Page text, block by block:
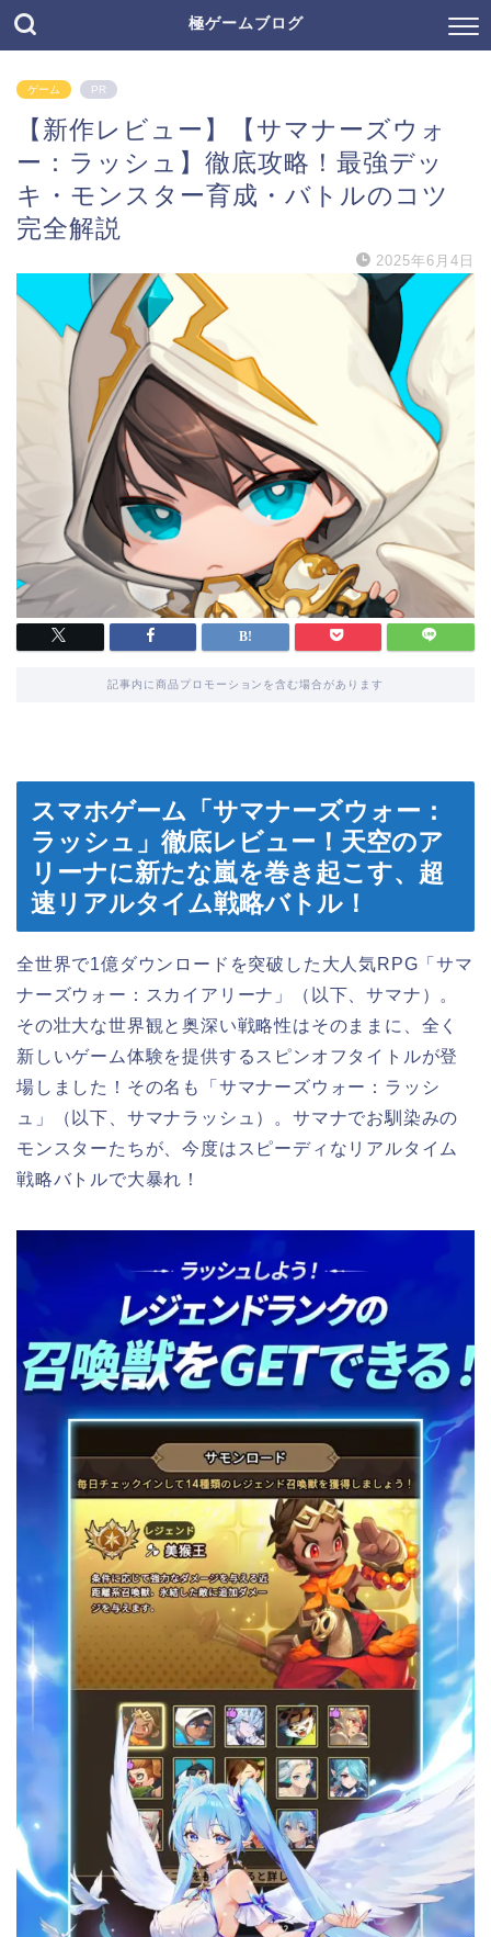
極ゲームブログ
ゲーム PR
【新作レビュー】【サマナーズウォ
ー：ラッシュ】徹底攻略！最強デッ
キ・モンスター育成・バトルのコツ
完全解説
2025年6月4日
記事内に商品プロモーションを含む場合があります
スマホゲーム「サマナーズウォー：
ラッシュ」徹底レビュー！天空のア
リーナに新たな嵐を巻き起こす、超
速リアルタイム戦略バトル！
全世界で1億ダウンロードを突破した大人気RPG「サマ
ナーズウォー：スカイアリーナ」（以下、サマナ）。
その壮大な世界観と奥深い戦略性はそのままに、全く
新しいゲーム体験を提供するスピンオフタイトルが登
場しました！その名も「サマナーズウォー：ラッシ
ュ」（以下、サマナラッシュ）。サマナでお馴染みの
モンスターたちが、今度はスピーディなリアルタイム
戦略バトルで大暴れ！